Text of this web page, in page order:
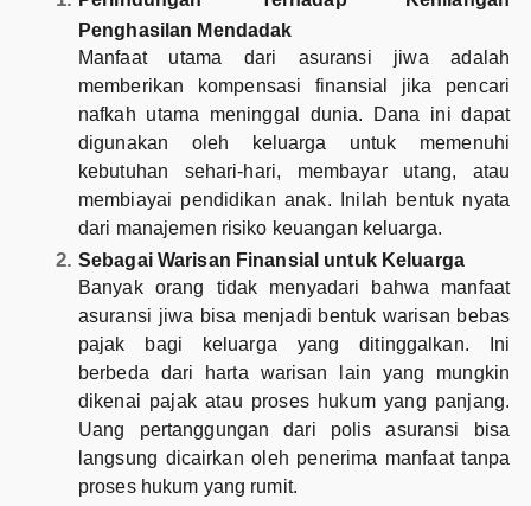
Penghasilan Mendadak
Manfaat utama dari asuransi jiwa adalah
memberikan kompensasi finansial jika pencari
nafkah utama meninggal dunia. Dana ini dapat
digunakan oleh keluarga untuk memenuhi
kebutuhan sehari-hari, membayar utang, atau
membiayai pendidikan anak. Inilah bentuk nyata
dari manajemen risiko keuangan keluarga.
Sebagai Warisan Finansial untuk Keluarga
Banyak orang tidak menyadari bahwa manfaat
asuransi jiwa bisa menjadi bentuk warisan bebas
pajak bagi keluarga yang ditinggalkan. Ini
berbeda dari harta warisan lain yang mungkin
dikenai pajak atau proses hukum yang panjang.
Uang pertanggungan dari polis asuransi bisa
langsung dicairkan oleh penerima manfaat tanpa
proses hukum yang rumit.